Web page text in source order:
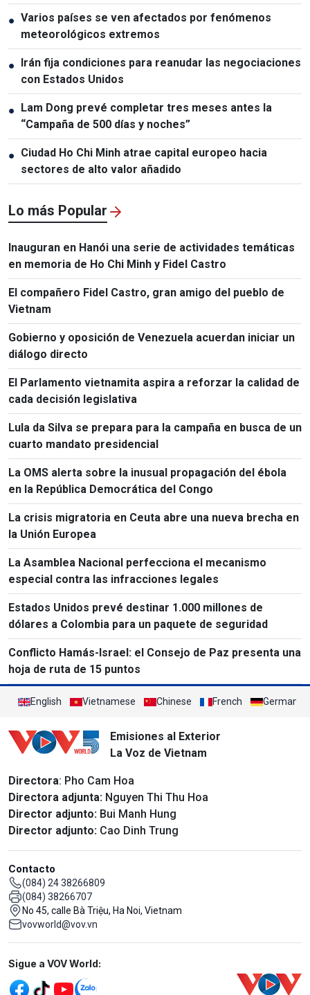
● Varios países se ven afectados por fenómenos
meteorológicos extremos
●
Irán fija condiciones para reanudar las negociaciones
con Estados Unidos
●
Lam Dong prevé completar tres meses antes la
“Campaña de 500 días y noches”
● Ciudad Ho Chi Minh atrae capital europeo hacia
sectores de alto valor añadido
Lo más Popular
Inauguran en Hanói una serie de actividades temáticas
en memoria de Ho Chi Minh y Fidel Castro
El compañero Fidel Castro, gran amigo del pueblo de
Vietnam
Gobierno y oposición de Venezuela acuerdan iniciar un
diálogo directo
El Parlamento vietnamita aspira a reforzar la calidad de
cada decisión legislativa
Lula da Silva se prepara para la campaña en busca de un
cuarto mandato presidencial
La OMS alerta sobre la inusual propagación del ébola
en la República Democrática del Congo
La crisis migratoria en Ceuta abre una nueva brecha en
la Unión Europea
La Asamblea Nacional perfecciona el mecanismo
especial contra las infracciones legales
Estados Unidos prevé destinar 1.000 millones de
dólares a Colombia para un paquete de seguridad
Conflicto Hamás-Israel: el Consejo de Paz presenta una
hoja de ruta de 15 puntos
English Vietnamese Chinese French German
Emisiones al Exterior
La Voz de Vietnam
Directora: Pho Cam Hoa
Directora adjunta: Nguyen Thi Thu Hoa
Director adjunto: Bui Manh Hung
Director adjunto: Cao Dinh Trung
Contacto
(084) 24 38266809
(084) 38266707
No 45, calle Bà Triệu, Ha Noi, Vietnam
vovworld@vov.vn
Mạng xã hội
Sigue a VOV World: